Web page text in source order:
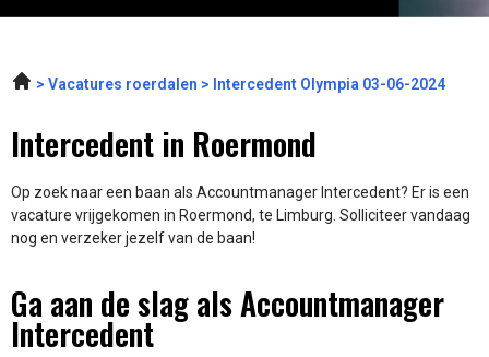
Vacatures roerdalen Intercedent Olympia 03-06-2024
Intercedent in Roermond
Op zoek naar een baan als Accountmanager Intercedent? Er is een
vacature vrijgekomen in Roermond, te Limburg. Solliciteer vandaag
nog en verzeker jezelf van de baan!
Ga aan de slag als Accountmanager
Intercedent